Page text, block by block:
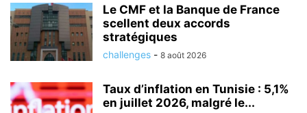
Le CMF et la Banque de France
scellent deux accords
stratégiques
challenges - 8 août 2026
Taux d’inflation en Tunisie : 5,1%
en juillet 2026, malgré le...